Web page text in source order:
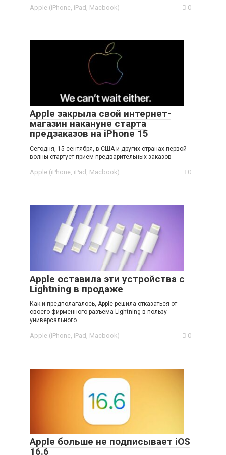
Apple (iPhone, iPad, Macbook) 0
Apple закрыла свой интернет-
магазин накануне старта
предзаказов на iPhone 15
Сегодня, 15 сентября, в США и других странах первой
волны стартует прием предварительных заказов
Apple (iPhone, iPad, Macbook) 0
Apple оставила эти устройства с
Lightning в продаже
Как и предполагалось, Apple решила отказаться от
своего фирменного разъема Lightning в пользу
универсального
Apple (iPhone, iPad, Macbook) 0
Apple больше не подписывает iOS
16.6